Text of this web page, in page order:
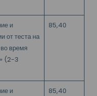
и
от теста на
время
(2-3
85,40
и
85,40